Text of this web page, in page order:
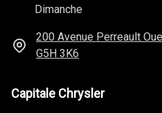
Dimanche
200 Avenue Perreault
G5H 3K6
Capitale Chrysler